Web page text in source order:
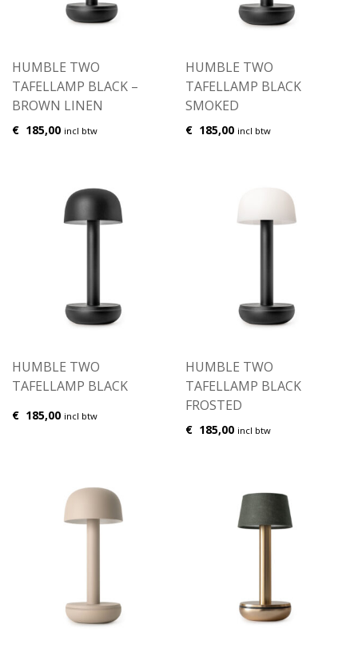
HUMBLE TWO
TAFELLAMP BLACK –
BROWN LINEN
€ 185,00 incl btw
HUMBLE TWO
TAFELLAMP BLACK
SMOKED
€ 185,00 incl btw
HUMBLE TWO
TAFELLAMP BLACK
€ 185,00 incl btw
HUMBLE TWO
TAFELLAMP BLACK
FROSTED
€ 185,00 incl btw